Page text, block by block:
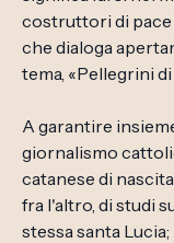
costruttori di pace
che dialoga
tema, «Pellegrini di
A garantire
giornalismo
catanese di
fra l'altro, di studi
stessa santa